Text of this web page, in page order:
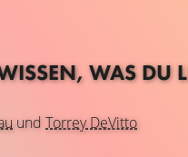
WAS DU
und Torrey DeVitto